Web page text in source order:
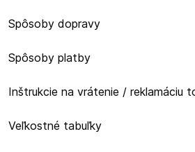
Spôsoby dopravy
Spôsoby platby
Inštrukcie na vrátenie / reklamáciu
Veľkostné tabuľky